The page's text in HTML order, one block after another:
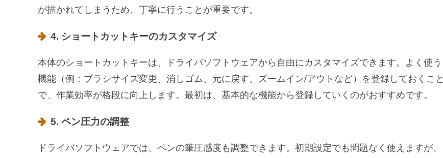
が描かれてしまうため、丁寧に行うことが重要です。
4. ショートカットキーのカスタマイズ
本体のショートカットキーは、ドライバソフトウェアから自由にカスタマイズできます。よく使う
機能（例：ブラシサイズ変更、消しゴム、元に戻す、ズームイン/アウトなど）を登録しておくこと
で、作業効率が格段に向上します。最初は、基本的な機能から登録していくのがおすすめです。
5. ペン圧力の調整
ドライバソフトウェアでは、ペンの筆圧感度も調整できます。初期設定でも問題なく使えますが、